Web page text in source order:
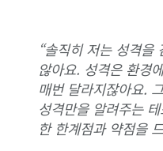
“솔직히 저는 성격을
않아요. 성격은 환경
매번 달라지잖아요.
성격만을 알려주는
한 한계점과 약점을